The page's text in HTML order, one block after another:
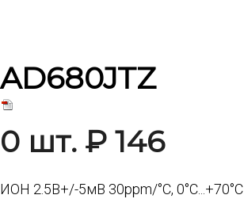
AD680JTZ
0 шт. ₽ 146
ИОН 2.5В+/-5мВ 30ppm/°C, 0°C...+70°C